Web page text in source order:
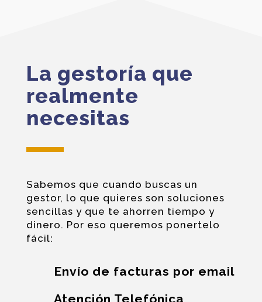
La gestoría que
realmente
necesitas
Sabemos que cuando buscas un
gestor, lo que quieres son soluciones
sencillas y que te ahorren tiempo y
dinero. Por eso queremos ponertelo
fácil:
Envío de facturas por email
Atención Telefónica